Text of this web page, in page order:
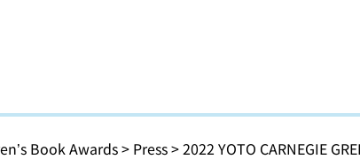
Book Awards > Press > 2022 YOTO CARNEGIE